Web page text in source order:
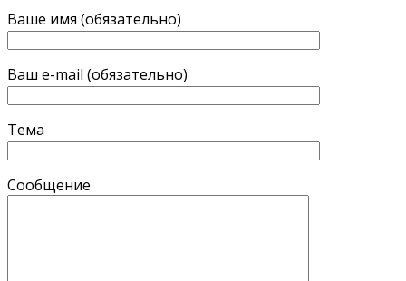
Ваше имя (обязательно)
Ваш e-mail (обязательно)
Тема
Сообщение